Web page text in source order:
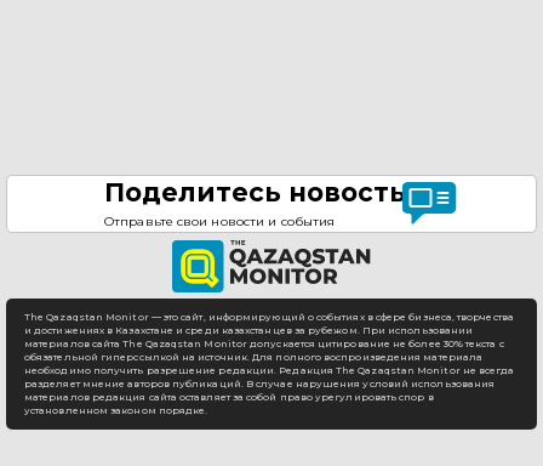
Поделитесь новостью
Отправьте свои новости и события
The Qazaqstan Monitor — это сайт, информирующий о событиях в сфере бизнеса, творчества
и достижениях в Казахстане и среди казахстанцев за рубежом. При использовании
материалов сайта The Qazaqstan Monitor допускается цитирование не более 30% текста с
обязательной гиперссылкой на источник. Для полного воспроизведения материала
необходимо получить разрешение редакции. Редакция The Qazaqstan Monitor не всегда
разделяет мнение авторов публикаций. В случае нарушения условий использования
материалов редакция сайта оставляет за собой право урегулировать спор в
установленном законом порядке.